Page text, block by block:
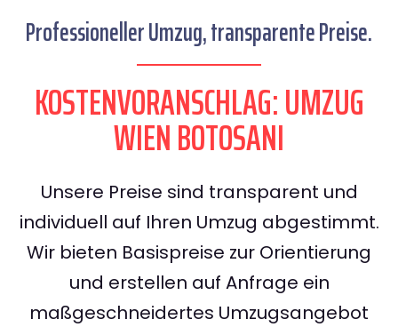
Professioneller Umzug, transparente Preise.
KOSTENVORANSCHLAG: UMZUG
WIEN BOTOSANI
Unsere Preise sind transparent und
individuell auf Ihren Umzug abgestimmt.
Wir bieten Basispreise zur Orientierung
und erstellen auf Anfrage ein
maßgeschneidertes Umzugsangebot